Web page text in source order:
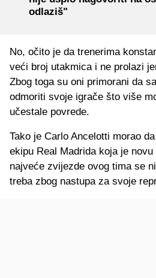
odlaziš"
No, očito je da trenerima
veći broj utakmica i ne prolazi
Zbog toga su oni primorani da
odmoriti svoje igrače što više
učestale povrede.
Tako je Carlo Ancelotti morao
ekipu Real Madrida koja je
najveće zvijezde ovog tima se
treba zbog nastupa za svoje